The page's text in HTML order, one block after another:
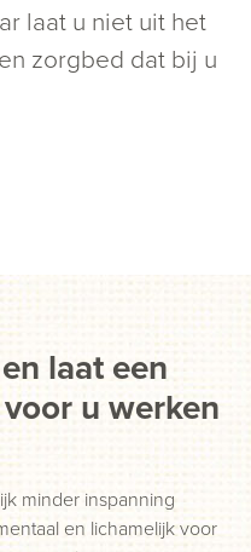
laat u niet uit het
zorgbed dat bij u
laat een
u werken
minder inspanning
en lichamelijk voor